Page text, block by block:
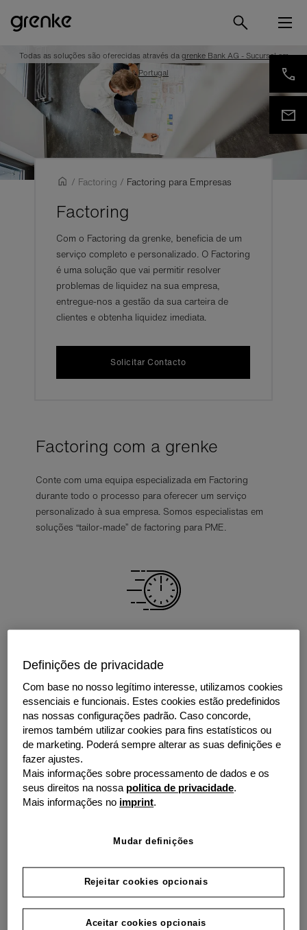
Todas as soluções são oferecidas através dagrenke Bank AG - Sucursal em
Portugal
/ Factoring / Factoring para Empresas
Factoring
Com o Factoring da grenke, beneficia de um
serviço completo e personalizado. O Factoring
é uma solução que vai permitir resolver
problemas de liquidez na sua empresa,
entregue-nos a gestão da sua carteira de
clientes e obtenha liquidez imediata.
Solicitar Contacto
Factoring com a grenke
Conte com uma equipa especializada em Factoring
durante todo o processo para oferecer um serviço
personalizado à sua empresa. Somos especialistas em
soluções “tailor-made” de factoring para PME.
Rápido
Obtenha o pagamento antecipado das suas faturas em 24 horas.
Factoring - Mais liquidez para
o seu negócio
O seu negócio é a sua principal prioridade, por isso
tesouraria equilibrada através do acesso a liquidez
imediata, permite-lhe reagir a compromissos
inesperados de forma ágil. O Factoring dá-lhe essa
Definições de privacidade
Com base no nosso legítimo interesse, utilizamos cookies
essenciais e funcionais. Estes cookies estão predefinidos
nas nossas configurações padrão. Caso concorde,
iremos também utilizar cookies para fins estatísticos ou
de marketing. Poderá sempre alterar as suas definições e
fazer ajustes.
Mais informações sobre processamento de dados e os
seus direitos na nossa politica de privacidade.
Mais informações no imprint.
Mudar definições
Rejeitar cookies opcionais
Aceitar cookies opcionais